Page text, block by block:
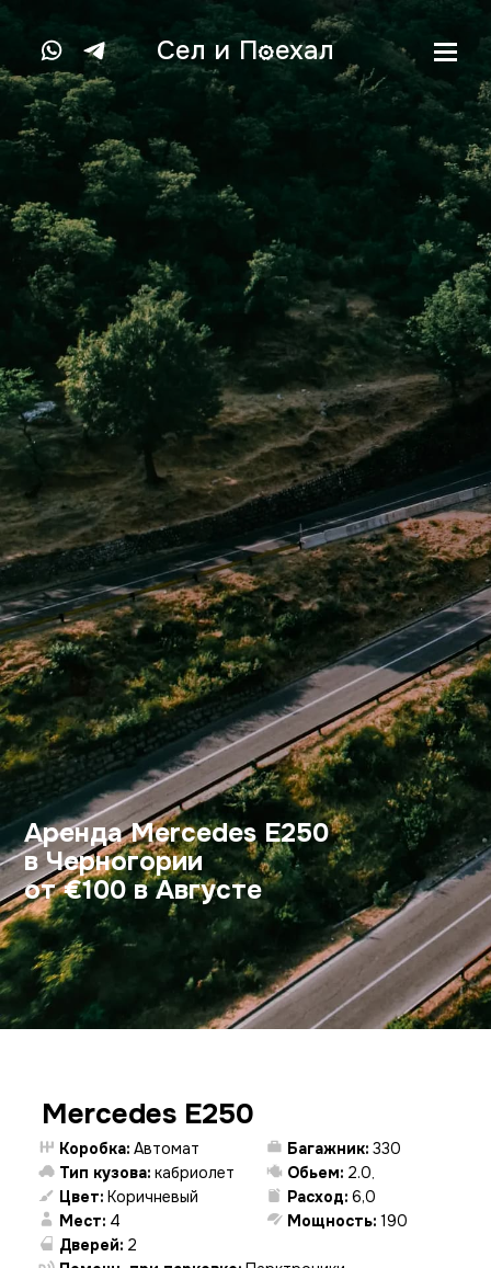
Сел и П ехал
Аренда Mercedes E250
в Черногории
от €100 в Августе
Mercedes E250
Коробка: Автомат
Тип кузова: кабриолет
Цвет: Коричневый
Мест: 4
Дверей: 2
Багажник: 330
Обьем: 2.0,
Расход: 6,0
Мощность: 190